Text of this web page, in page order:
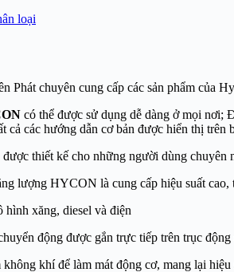
loại
Phát chuyên cung cấp các sản phẩm của
có thể được sử dụng dễ dàng ở mọi nơi;
cả các hướng dẫn cơ bản được hiển thị
thiết kế cho những người dùng chuyên
lượng HYCON là cung cấp hiệu suất
hình xăng, diesel và điện
động được gắn trực tiếp trên trục động
không khí để làm mát động cơ, mang lại